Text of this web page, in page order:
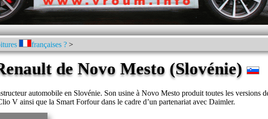
françaises ?>
de Novo Mesto (Slovénie)
automobile en Slovénie. Son usine à Novo Mesto produit toutes les versions
V ainsi que la Smart Forfour dans le cadre d’un partenariat avec Daimler.